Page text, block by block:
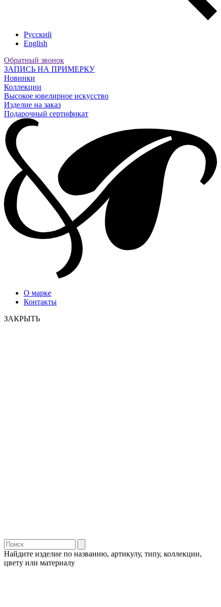
Русский
English
Обратный звонок
ЗАПИСЬ НА ПРИМЕРКУ
Новинки
Коллекции
Высокое ювелирное искусство
Изделие на заказ
Подарочный сертификат
О марке
Контакты
ЗАКРЫТЬ
Найдите изделие по названию, артикулу, типу, коллекции,
цвету или материалу